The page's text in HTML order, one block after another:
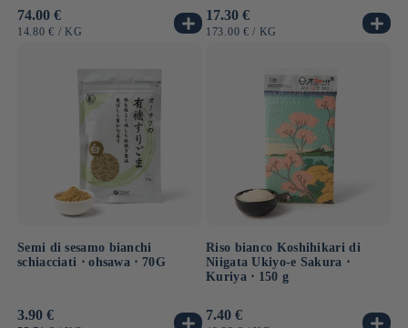
Prezzo
di
74.00 €
PREZZO
14.80 € / PER
KG
Prezzo
di
17.30 €
PREZZO
173.00 € / PER
KG
Semi di sesamo bianchi
schiacciati ⋅ ohsawa ⋅ 70G
Prezzo
3.90 €
Riso bianco Koshihikari di
Niigata Ukiyo-e Sakura ⋅
Kuriya ⋅ 150 g
Prezzo
7.40 €